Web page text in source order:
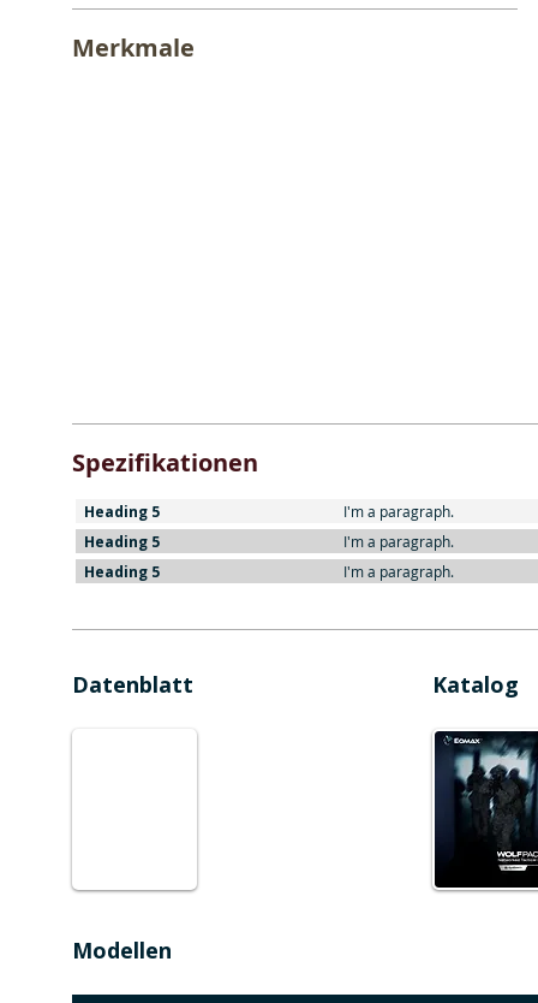
Merkmale
Spezifikationen
Heading 5 I'm a paragraph.
Heading 5 I'm a paragraph.
Heading 5 I'm a paragraph.
Datenblatt Katalog
Modellen